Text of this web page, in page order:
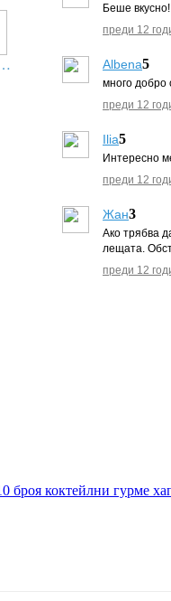
Беше вкусно!
преди 12
Albena5
много добро
преди 12
Ilia5
Интересно
преди 12
Жан3
Ако трябва
лещата.
преди 12
броя коктейлни гурме